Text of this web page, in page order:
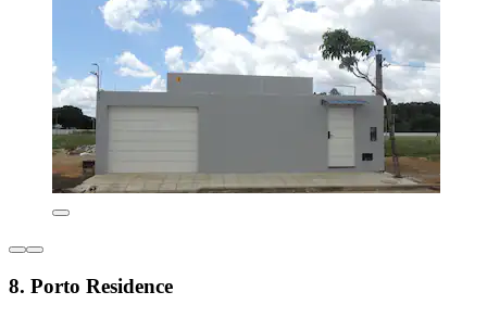
8. Porto Residence